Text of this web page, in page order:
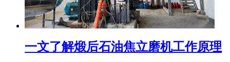
一文了解煅后石油焦立磨机工作原理